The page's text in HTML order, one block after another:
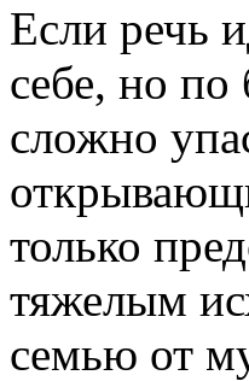
Если речь
себе, но по
сложно
только
тяжелым
семью от